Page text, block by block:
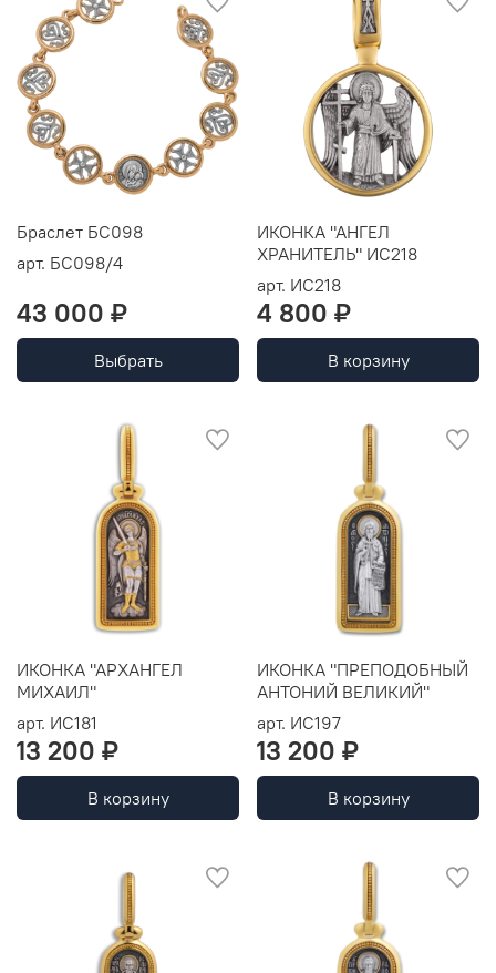
Браслет БС098
арт. БС098/4
43 000 ₽
Выбрать
ИКОНКА "АНГЕЛ
ХРАНИТЕЛЬ" ИС218
арт. ИС218
4 800 ₽
В корзину
ИКОНКА "АРХАНГЕЛ
МИХАИЛ"
арт. ИС181
13 200 ₽
В корзину
ИКОНКА "ПРЕПОДОБНЫЙ
АНТОНИЙ ВЕЛИКИЙ"
арт. ИС197
13 200 ₽
В корзину